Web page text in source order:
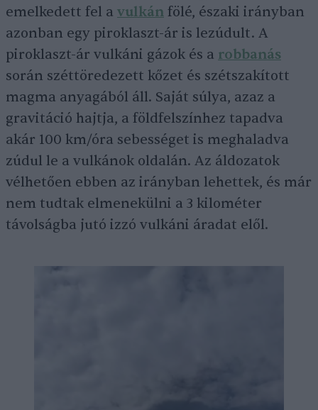
emelkedett fel a vulkán fölé, északi irányban
azonban egy piroklaszt-ár is lezúdult. A
piroklaszt-ár vulkáni gázok és a robbanás
során széttöredezett kőzet és szétszakított
magma anyagából áll. Saját súlya, azaz a
gravitáció hajtja, a földfelszínhez tapadva
akár 100 km/óra sebességet is meghaladva
zúdul le a vulkánok oldalán. Az áldozatok
vélhetően ebben az irányban lehettek, és már
nem tudtak elmenekülni a 3 kilométer
távolságba jutó izzó vulkáni áradat elől.